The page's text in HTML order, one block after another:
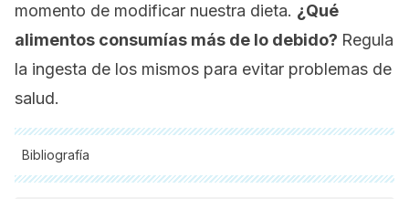
momento de modificar nuestra dieta. ¿Qué
alimentos consumías más de lo debido? Regula
la ingesta de los mismos para evitar problemas de
salud.
Bibliografía
Todas las fuentes citadas fueron revisadas a profundidad por